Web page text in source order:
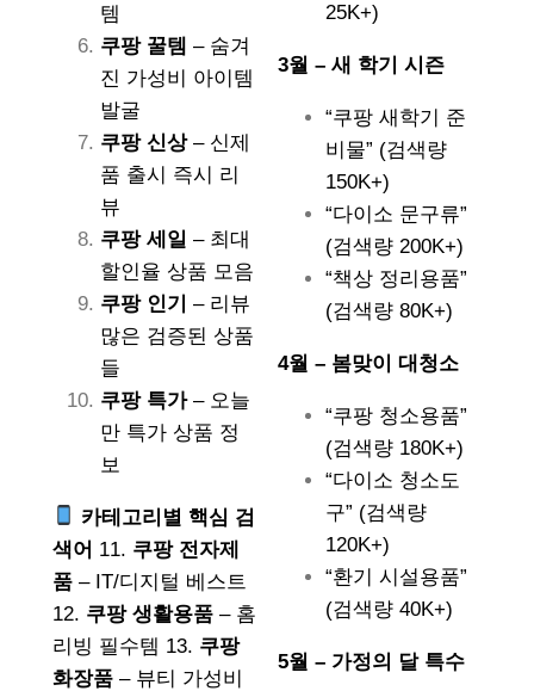
템
쿠팡 꿀템 – 숨겨
진 가성비 아이템
발굴
쿠팡 신상– 신제
품 출시 즉시 리
뷰
쿠팡 세일 – 최대
할인율 상품 모음
쿠팡 인기
– 리뷰
많은 검증된 상품
들
쿠팡 특가– 오늘
만 특가 상품 정
보
카테고리별 핵심 검
색어 11. 쿠팡 전자제
품 – IT/디지털 베스트
12. 쿠팡 생활용품 – 홈
리빙 필수템 13. 쿠팡
화장품 – 뷰티 가성비
25K+)
3월 – 새 학기 시즌
“쿠팡 새학기 준
비물” (검색량
150K+)
“다이소 문구류”
(검색량 200K+)
“책상 정리용품”
(검색량 80K+)
4월 – 봄맞이 대청소
“쿠팡 청소용품”
(검색량 180K+)
“다이소 청소도
구” (검색량
120K+)
“환기 시설용품”
(검색량 40K+)
5월 – 가정의 달 특수